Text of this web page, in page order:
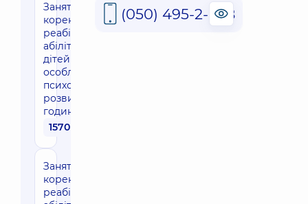
Заняття з
корекції/
реабілітації/
абілітації для
дітей з
особливостями
психомоторного
розвитку (1
година)
1570 грн
Заняття з
корекції/
реабілітації/
(050) 495-2-888